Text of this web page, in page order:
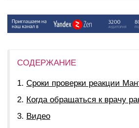
СОДЕРЖАНИЕ
Сроки проверки реакции
Когда обращаться к врачу
Видео